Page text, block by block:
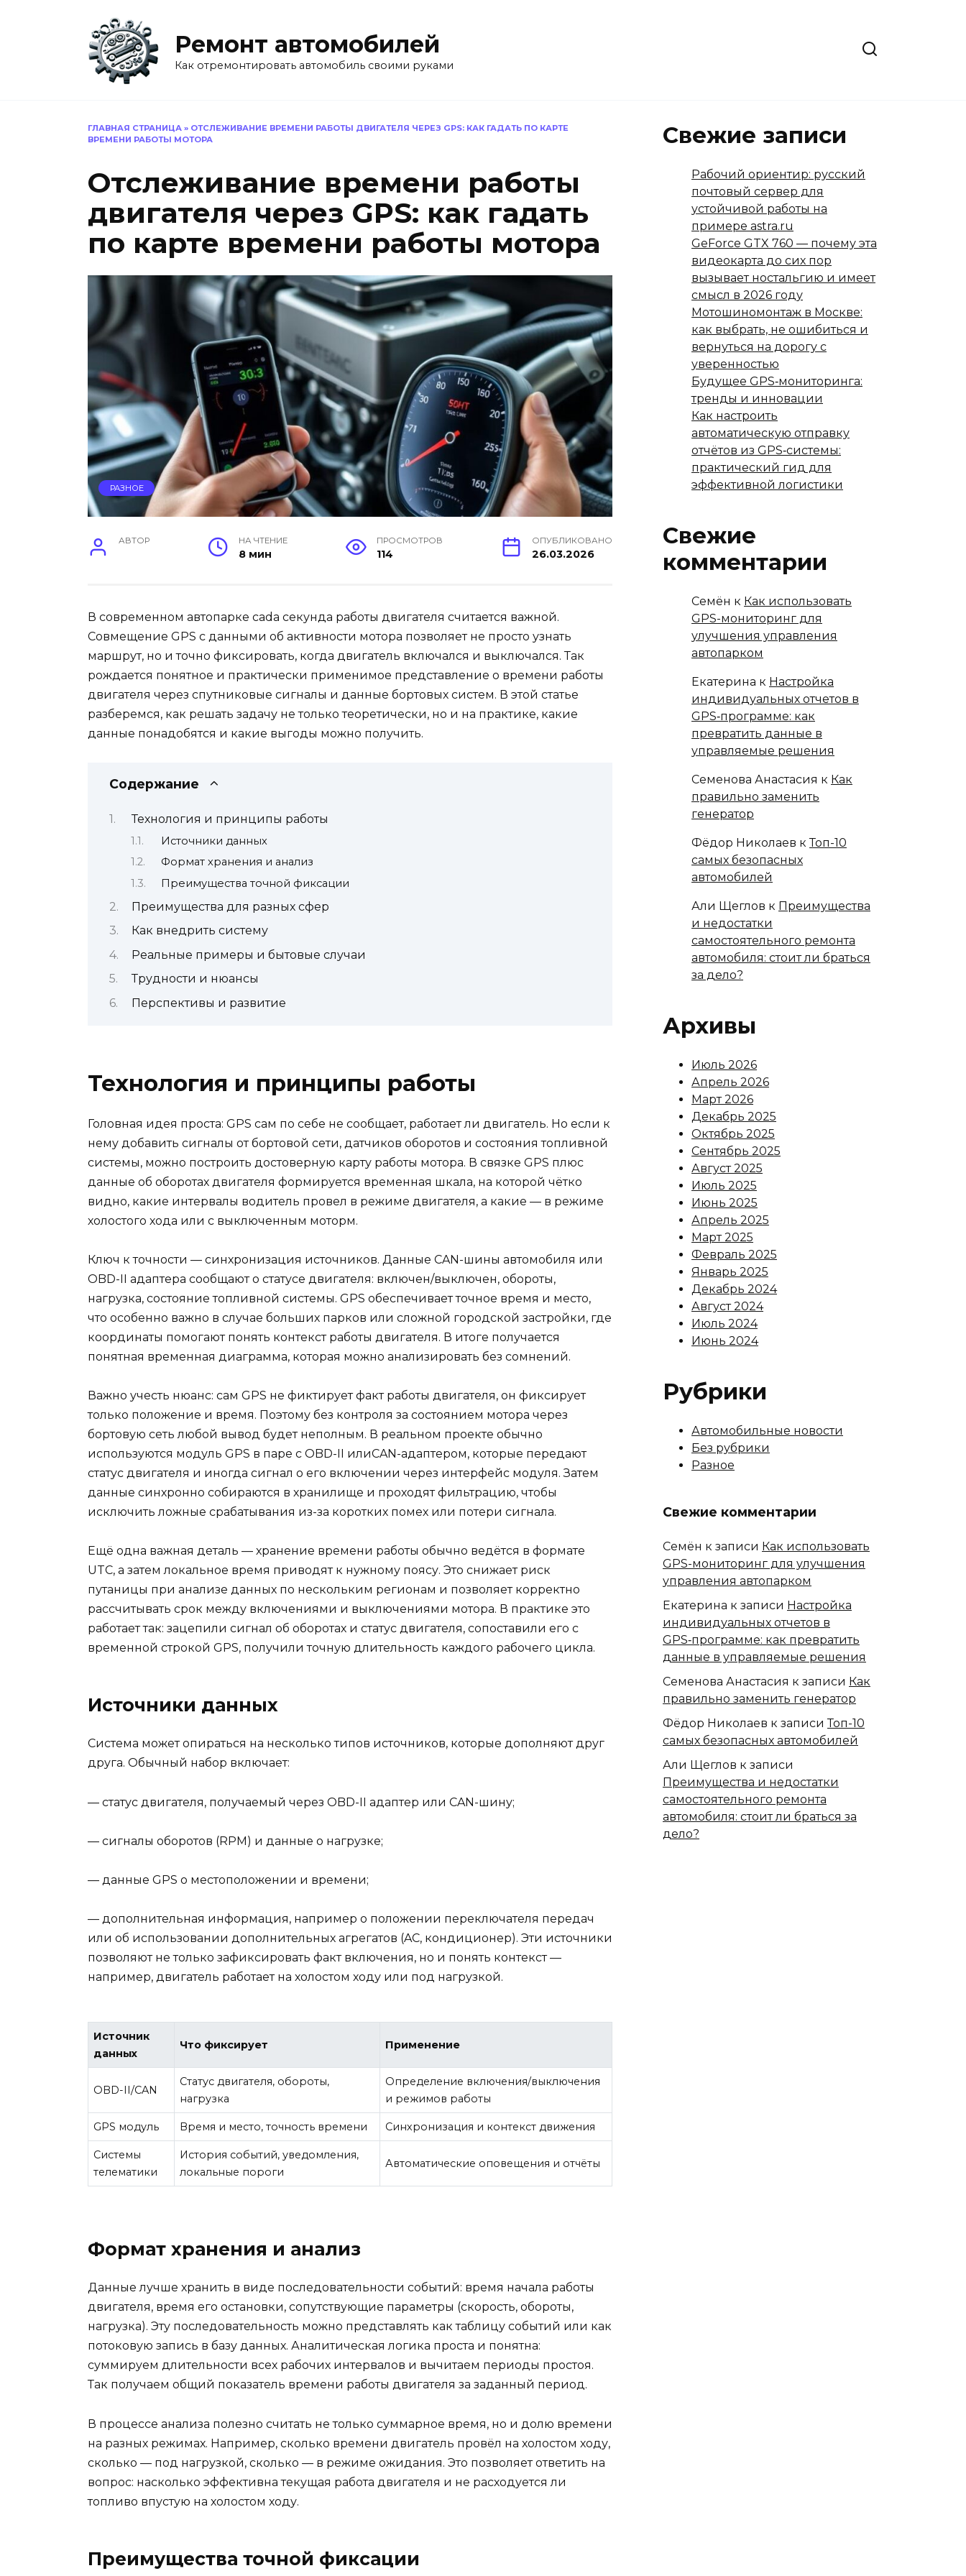
Ремонт автомобилей
Как отремонтировать автомобиль своими руками
ГЛАВНАЯ СТРАНИЦА » ОТСЛЕЖИВАНИЕ ВРЕМЕНИ РАБОТЫ ДВИГАТЕЛЯ ЧЕРЕЗ GPS: КАК ГАДАТЬ ПО КАРТЕ
ВРЕМЕНИ РАБОТЫ МОТОРА
Отслеживание времени работы
двигателя через GPS: как гадать
по карте времени работы мотора
РАЗНОЕ
АВТОР НА ЧТЕНИЕ
8 мин
ПРОСМОТРОВ
114
ОПУБЛИКОВАНО
26.03.2026
В современном автопарке cada секунда работы двигателя считается важной.
Совмещение GPS с данными об активности мотора позволяет не просто узнать
маршрут, но и точно фиксировать, когда двигатель включался и выключался. Так
рождается понятное и практически применимое представление о времени работы
двигателя через спутниковые сигналы и данные бортовых систем. В этой статье
разберемся, как решать задачу не только теоретически, но и на практике, какие
данные понадобятся и какие выгоды можно получить.
Содержание
Технология и принципы работы
Источники данных
Формат хранения и анализ
Преимущества точной фиксации
Преимущества для разных сфер
Как внедрить систему
Реальные примеры и бытовые случаи
Трудности и нюансы
Перспективы и развитие
Технология и принципы работы
Головная идея проста: GPS сам по себе не сообщает, работает ли двигатель. Но если к
нему добавить сигналы от бортовой сети, датчиков оборотов и состояния топливной
системы, можно построить достоверную карту работы мотора. В связке GPS плюс
данные об оборотах двигателя формируется временная шкала, на которой чётко
видно, какие интервалы водитель провел в режиме двигателя, а какие — в режиме
холостого хода или с выключенным моторм.
Ключ к точности — синхронизация источников. Данные CAN-шины автомобиля или
OBD-II адаптера сообщают о статусе двигателя: включен/выключен, обороты,
нагрузка, состояние топливной системы. GPS обеспечивает точное время и место,
что особенно важно в случае больших парков или сложной городской застройки, где
координаты помогают понять контекст работы двигателя. В итоге получается
понятная временная диаграмма, которая можно анализировать без сомнений.
Важно учесть нюанс: сам GPS не фиктирует факт работы двигателя, он фиксирует
только положение и время. Поэтому без контроля за состоянием мотора через
бортовую сеть любой вывод будет неполным. В реальном проекте обычно
используются модуль GPS в паре с OBD-II илиCAN-адаптером, которые передают
статус двигателя и иногда сигнал о его включении через интерфейс модуля. Затем
данные синхронно собираются в хранилище и проходят фильтрацию, чтобы
исключить ложные срабатывания из-за коротких помех или потери сигнала.
Ещё одна важная деталь — хранение времени работы обычно ведётся в формате
UTC, а затем локальное время приводят к нужному поясу. Это снижает риск
путаницы при анализе данных по нескольким регионам и позволяет корректно
рассчитывать срок между включениями и выключениями мотора. В практике это
работает так: зацепили сигнал об оборотах и статус двигателя, сопоставили его с
временной строкой GPS, получили точную длительность каждого рабочего цикла.
Источники данных
Система может опираться на несколько типов источников, которые дополняют друг
друга. Обычный набор включает:
— статус двигателя, получаемый через OBD-II адаптер или CAN-шину;
— сигналы оборотов (RPM) и данные о нагрузке;
— данные GPS о местоположении и времени;
— дополнительная информация, например о положении переключателя передач
или об использовании дополнительных агрегатов (AC, кондиционер). Эти источники
позволяют не только зафиксировать факт включения, но и понять контекст —
например, двигатель работает на холостом ходу или под нагрузкой.
Источник
данных
Что фиксирует Применение
OBD-II/CAN
Статус двигателя, обороты,
нагрузка
Определение включения/выключения
и режимов работы
GPS модуль Время и место, точность времени Синхронизация и контекст движения
Системы
телематики
История событий, уведомления,
локальные пороги
Автоматические оповещения и отчёты
Формат хранения и анализ
Данные лучше хранить в виде последовательности событий: время начала работы
двигателя, время его остановки, сопутствующие параметры (скорость, обороты,
нагрузка). Эту последовательность можно представлять как таблицу событий или как
потоковую запись в базу данных. Аналитическая логика проста и понятна:
суммируем длительности всех рабочих интервалов и вычитаем периоды простоя.
Так получаем общий показатель времени работы двигателя за заданный период.
В процессе анализа полезно считать не только суммарное время, но и долю времени
на разных режимах. Например, сколько времени двигатель провёл на холостом ходу,
сколько — под нагрузкой, сколько — в режиме ожидания. Это позволяет ответить на
вопрос: насколько эффективна текущая работа двигателя и не расходуется ли
топливо впустую на холостом ходу.
Преимущества точной фиксации
Свежие записи
Рабочий ориентир: русский
почтовый сервер для
устойчивой работы на
примере astra.ru
GeForce GTX 760 — почему эта
видеокарта до сих пор
вызывает ностальгию и имеет
смысл в 2026 году
Мотошиномонтаж в Москве:
как выбрать, не ошибиться и
вернуться на дорогу с
уверенностью
Будущее GPS‑мониторинга:
тренды и инновации
Как настроить
автоматическую отправку
отчётов из GPS‑системы:
практический гид для
эффективной логистики
Свежие
комментарии
Семён к Как использовать
GPS-мониторинг для
улучшения управления
автопарком
Екатерина к Настройка
индивидуальных отчетов в
GPS‑программе: как
превратить данные в
управляемые решения
Семенова Анастасия к Как
правильно заменить
генератор
Фёдор Николаев кТоп-10
самых безопасных
автомобилей
Али Щеглов к Преимущества
и недостатки
самостоятельного ремонта
автомобиля: стоит ли браться
за дело?
Архивы
Июль 2026
Апрель 2026
Март 2026
Декабрь 2025
Октябрь 2025
Сентябрь 2025
Август 2025
Июль 2025
Июнь 2025
Апрель 2025
Март 2025
Февраль 2025
Январь 2025
Декабрь 2024
Август 2024
Июль 2024
Июнь 2024
Рубрики
Автомобильные новости
Без рубрики
Разное
Свежие комментарии
Семён к записи Как использовать
GPS-мониторинг для улучшения
управления автопарком
Екатерина к записи Настройка
индивидуальных отчетов в
GPS‑программе: как превратить
данные в управляемые решения
Семенова Анастасия к записи Как
правильно заменить генератор
Фёдор Николаев к записиТоп-10
самых безопасных автомобилей
Али Щеглов к записи
Преимущества и недостатки
самостоятельного ремонта
автомобиля: стоит ли браться за
дело?